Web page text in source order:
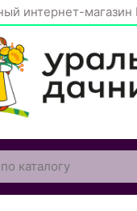
интернет-магазин